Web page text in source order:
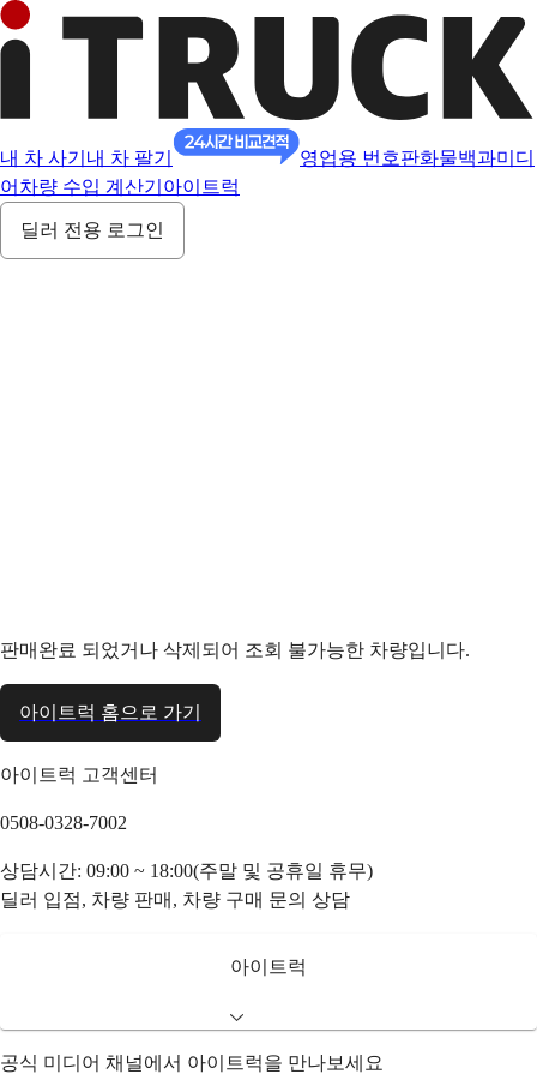
내 차 사기 내 차 팔기 영업용 번호판화물백과미디
어 차량 수입 계산기 아이트럭
딜러 전용 로그인
판매완료 되었거나 삭제되어 조회 불가능한 차량입니다.
아이트럭 홈으로 가기
아이트럭 고객센터
0508-0328-7002
상담시간: 09:00 ~ 18:00(주말 및 공휴일 휴무)
딜러 입점, 차량 판매, 차량 구매 문의 상담
아이트럭
공식 미디어 채널에서 아이트럭을 만나보세요